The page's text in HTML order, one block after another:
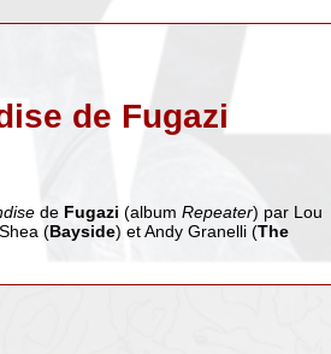
de Fugazi
de Fugazi (album Repeater) par Lou
(Bayside) et Andy Granelli (The